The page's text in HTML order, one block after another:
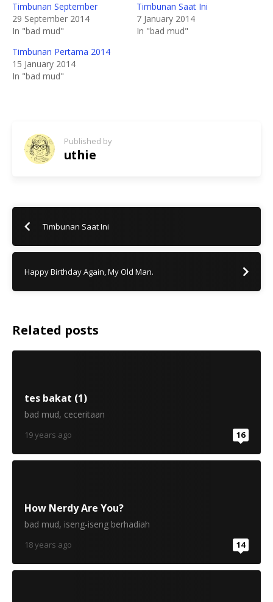
Timbunan September
29 September 2014
In "bad mud"
Timbunan Saat Ini
7 January 2014
In "bad mud"
Timbunan Pertama 2014
15 January 2014
In "bad mud"
Published by
uthie
Timbunan Saat Ini
Happy Birthday Again, My Old Man.
Related posts
tes bakat (1)
bad mud, ceceritaan
19 years ago 16
How Nerdy Are You?
bad mud, iseng-iseng berhadiah
18 years ago 14